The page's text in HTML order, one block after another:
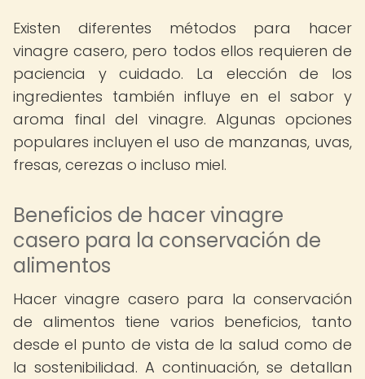
Existen diferentes métodos para hacer
vinagre casero, pero todos ellos requieren de
paciencia y cuidado. La elección de los
ingredientes también influye en el sabor y
aroma final del vinagre. Algunas opciones
populares incluyen el uso de manzanas, uvas,
fresas, cerezas o incluso miel.
Beneficios de hacer vinagre
casero para la conservación de
alimentos
Hacer vinagre casero para la conservación
de alimentos tiene varios beneficios, tanto
desde el punto de vista de la salud como de
la sostenibilidad. A continuación, se detallan